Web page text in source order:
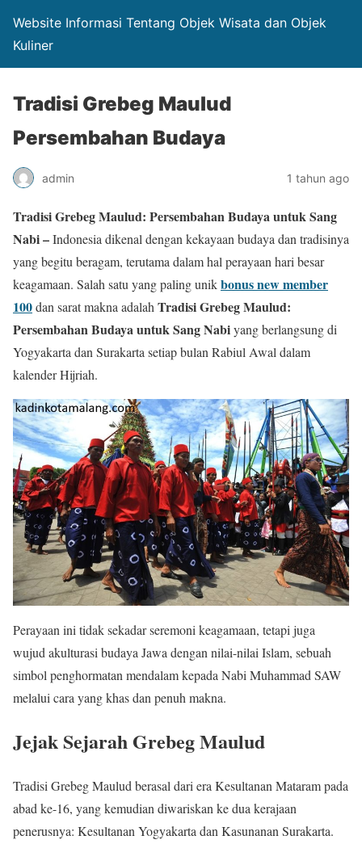
Website Informasi Tentang Objek Wisata dan Objek
Kuliner
Tradisi Grebeg Maulud
Persembahan Budaya
admin 1 tahun ago
Tradisi Grebeg Maulud: Persembahan Budaya untuk Sang
Nabi –Indonesia dikenal dengan kekayaan budaya dan tradisinya
yang begitu beragam, terutama dalam hal perayaan hari besar
keagamaan. Salah satu yang paling unikbonus new member
100dan sarat makna adalah Tradisi Grebeg Maulud:
Persembahan Budaya untuk Sang Nabiyang berlangsung di
Yogyakarta dan Surakarta setiap bulan Rabiul Awal dalam
kalender Hijriah.
Perayaan ini tidak sekadar seremoni keagamaan, tetapi juga
wujud akulturasi budaya Jawa dengan nilai-nilai Islam, sebuah
simbol penghormatan mendalam kepada Nabi Muhammad SAW
melalui cara yang khas dan penuh makna.
Jejak Sejarah Grebeg Maulud
Tradisi Grebeg Maulud berasal dari era Kesultanan Mataram pada
abad ke-16, yang kemudian diwariskan ke dua kerajaan
penerusnya: Kesultanan Yogyakarta dan Kasunanan Surakarta.